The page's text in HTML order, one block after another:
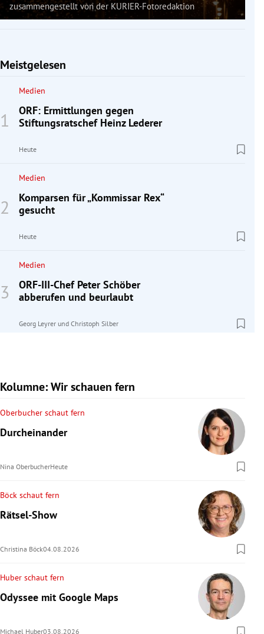
zusammengestellt von der KURIER-Fotoredaktion
Meistgelesen
Medien
ORF: Ermittlungen gegen
Stiftungsratschef Heinz Lederer
Heute
Medien
Komparsen für „Kommissar Rex“
gesucht
Heute
Medien
ORF-III-Chef Peter Schöber
abberufen und beurlaubt
Georg Leyrer und Christoph Silber
Kolumne: Wir schauen fern
Oberbucher schaut fern
Durcheinander
Nina OberbucherHeute
Böck schaut fern
Rätsel-Show
Christina Böck04.08.2026
Huber schaut fern
Odyssee mit Google Maps
Michael Huber03.08.2026